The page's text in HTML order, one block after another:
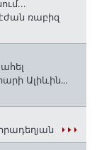
ռաբիզ
Ալիևին․․․